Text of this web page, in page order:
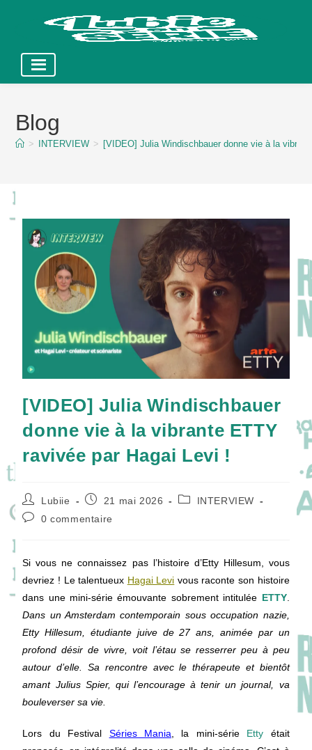
contentBlog
> INTERVIEW > [VIDEO] Julia Windischbauer donne vie à la
[VIDEO] Julia Windischbauer
donne vie à la vibrante ETTY
ravivée par Hagai Levi !
Auteur/autrice
de
la
Lubiie
Publication
21 mai 2026
PostINTERVIEW
Commentaires
0 commentaire
Si vous ne connaissez pas l’histoire d’Etty Hillesum, vous
devriez ! Le talentueux Hagai Levi vous raconte son histoire
dans une mini-série émouvante sobrement intitulée ETTY.
Dans un Amsterdam contemporain sous occupation nazie,
Etty Hillesum, étudiante juive de 27 ans, animée par un
profond désir de vivre, voit l’étau se resserrer peu à peu
autour d’elle. Sa rencontre avec le thérapeute et bientôt
amant Julius Spier, qui l’encourage à tenir un journal, va
bouleverser sa vie.
Lors du Festival Séries Mania , la mini-série Etty était